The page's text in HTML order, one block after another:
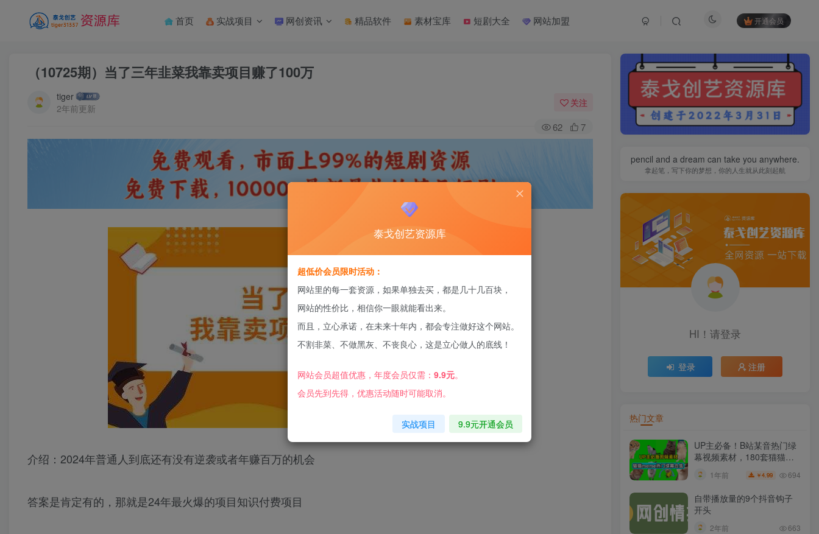
首页 实战项目 网创资讯 精品软件 素材宝库 短剧大全 网站加盟 开通会员
（10725期）当了三年韭菜我靠卖项目赚了100万
tiger
2年前更新
关注
62 7
介绍：2024年普通人到底还有没有逆袭或者年赚百万的机会
答案是肯定有的，那就是24年最火爆的项目知识付费项目
pencil and a dream can take you anywhere.
拿起笔，写下你的梦想，你的人生就从此刻起航
HI！请登录
登录 注册
热门文章
UP主必备！B站某音热门绿
幕视频素材，180套猫猫
meme动态绿幕合集包，含
背景图BGM，含使用教程
1年前 ￥4.99 694
自带播放量的9个抖音钩子
开头
2年前 663
泰戈创艺资源库
超低价会员限时活动：
网站里的每一套资源，如果单独去买，都是几十几百块，
网站的性价比，相信你一眼就能看出来。
而且，立心承诺，在未来十年内，都会专注做好这个网站。
不割非菜、不做黑灰、不丧良心，这是立心做人的底线！
网站会员超值优惠，年度会员仅需： 9.9元。
会员先到先得，优惠活动随时可能取消。
实战项目 9.9元开通会员